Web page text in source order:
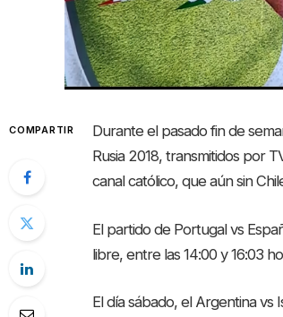
COMPARTIR
Durante el pasado fin de
Rusia 2018, transmitidos por
canal católico, que aún sin
El partido de Portugal vs
libre, entre las 14:00 y 16:03
El día sábado, el Argentina vs